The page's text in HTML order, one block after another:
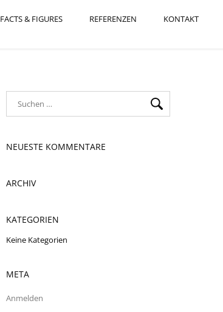
FACTS & FIGURES REFERENZEN KONTAKT
NEUESTE KOMMENTARE
ARCHIV
KATEGORIEN
Keine Kategorien
META
Anmelden